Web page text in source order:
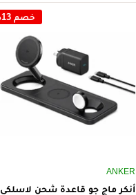
خصم 13%
ANKER
أنكر ماج جو قاعدة شحن لاسلكي